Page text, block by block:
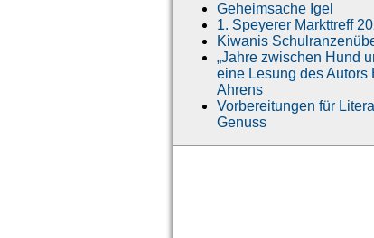
Geheimsache Igel
1. Speyerer Markttreff
Kiwanis
„Jahre zwischen Hund
eine Lesung des Autors
Ahrens
Vorbereitungen für
Genuss